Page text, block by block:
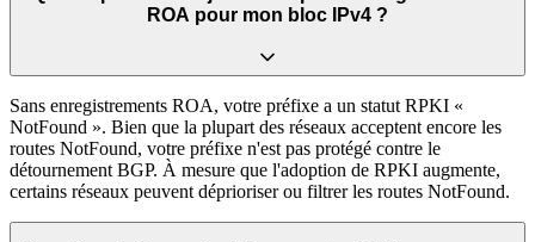
ROA pour mon bloc IPv4 ?
Sans enregistrements ROA, votre préfixe a un statut RPKI «
NotFound ». Bien que la plupart des réseaux acceptent encore les
routes NotFound, votre préfixe n'est pas protégé contre le
détournement BGP. À mesure que l'adoption de RPKI augmente,
certains réseaux peuvent déprioriser ou filtrer les routes NotFound.